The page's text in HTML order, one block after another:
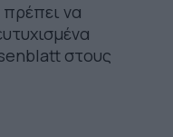
να
στους